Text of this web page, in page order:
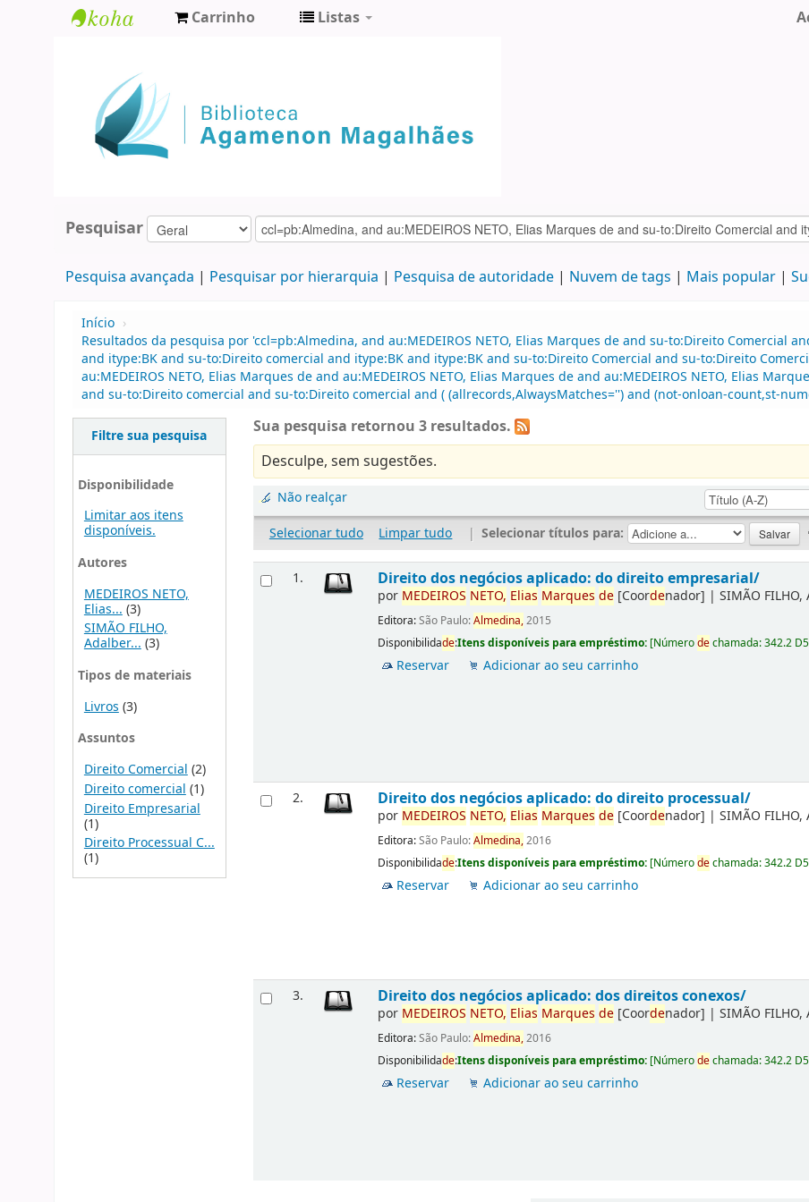
Agamenon
Magalhães
Carrinho Listas
Pesquisar
Pesquisa avançada Pesquisar por hierarquia Pesquisa de autoridade Nuvem de tags Mais popular
Início ›
Resultados da pesquisa por 'ccl=pb:Almedina, and au:MEDEIROS NETO, Elias Marques de and su-to:Direito Comercial
and itype:BK and su-to:Direito comercial and itype:BK and itype:BK and su-to:Direito Comercial and su-to:Direito
au:MEDEIROS NETO, Elias Marques de and au:MEDEIROS NETO, Elias Marques de and au:MEDEIROS NETO, Elias
and su-to:Direito comercial and su-to:Direito comercial and ( (allrecords,AlwaysMatches='') and (not-onloan-count,st-
Filtre sua pesquisa
Disponibilidade
Limitar aos itens
disponíveis.
Autores
MEDEIROS NETO,
Elias... (3)
SIMÃO FILHO,
Adalber...(3)
Tipos de materiais
Livros (3)
Assuntos
Direito Comercial (2)
Direito comercial (1)
Direito Empresarial
(1)
Direito Processual C...
(1)
Sua pesquisa retornou 3 resultados.
Desculpe, sem sugestões.
Não realçar
Selecionar tudo
Limpar tudo | Selecionar títulos para:
1. Direito dos negócios aplicado: do direito empresarial/
por MEDEIROS NETO, Elias Marques de [Coordenador] |SIMÃO
Editora:São Paulo:Almedina,2015
Disponibilidade:Itens disponíveis para empréstimo: [Númerodechamada:342.2
Reservar Adicionar ao seu carrinho
2. Direito dos negócios aplicado: do direito processual/
por MEDEIROS NETO, Elias Marques de [Coordenador] |SIMÃO
Editora:São Paulo:Almedina,2016
Disponibilidade:Itens disponíveis para empréstimo: [Númerodechamada:342.2
Reservar Adicionar ao seu carrinho
3. Direito dos negócios aplicado: dos direitos conexos/
por MEDEIROS NETO, Elias Marques de [Coordenador] |SIMÃO
Editora:São Paulo:Almedina,2016
Disponibilidade:Itens disponíveis para empréstimo: [Númerodechamada:342.2
Reservar Adicionar ao seu carrinho